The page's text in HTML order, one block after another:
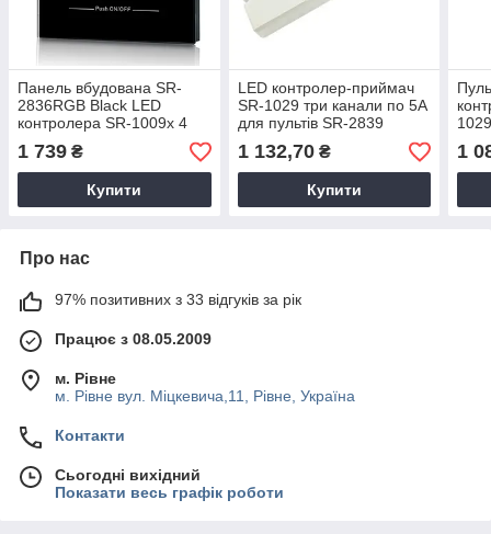
Панель вбудована SR-
2836RGB Black LED
контролера SR-1009x 4
SUNRICHER 10636
1 739 ₴
Купити
LED контролер-приймач
SR-1029 три канали по 5А
для пультів SR-2839
1 132,70₴
Купити
1
Про нас
97% позитивних з 33 відгуків за рік
Працює з 08.05.2009
м. Рівне
м. Рівне вул. Міцкевича,11, Рівне, Україна
Контакти
Сьогодні вихідний
Показати весь графік роботи